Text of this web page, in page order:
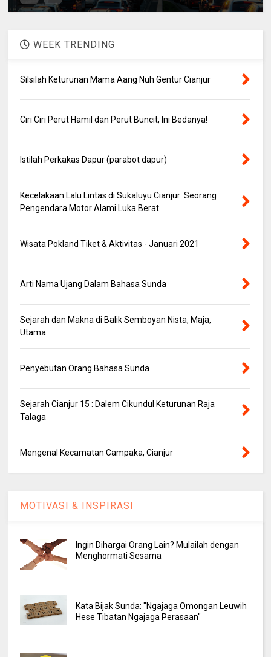
WEEK TRENDING
Silsilah Keturunan Mama Aang Nuh Gentur Cianjur
Ciri Ciri Perut Hamil dan Perut Buncit, Ini Bedanya!
Istilah Perkakas Dapur (parabot dapur)
Kecelakaan Lalu Lintas di Sukaluyu Cianjur: Seorang
Pengendara Motor Alami Luka Berat
Wisata Pokland Tiket & Aktivitas - Januari 2021
Arti Nama Ujang Dalam Bahasa Sunda
Sejarah dan Makna di Balik Semboyan Nista, Maja,
Utama
Penyebutan Orang Bahasa Sunda
Sejarah Cianjur 15 : Dalem Cikundul Keturunan Raja
Talaga
Mengenal Kecamatan Campaka, Cianjur
MOTIVASI & INSPIRASI
Ingin Dihargai Orang Lain? Mulailah dengan
Menghormati Sesama
Kata Bijak Sunda: "Ngajaga Omongan Leuwih
Hese Tibatan Ngajaga Perasaan"